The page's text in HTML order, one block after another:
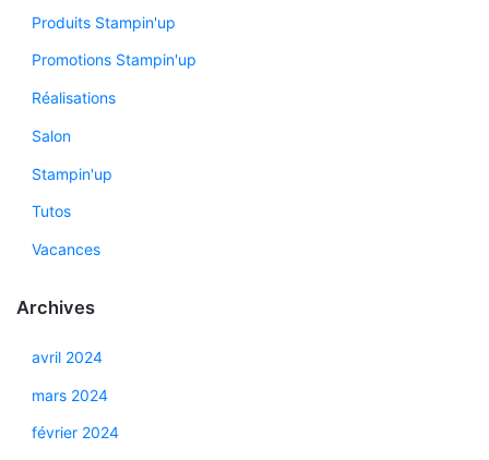
Produits Stampin'up
Promotions Stampin'up
Réalisations
Salon
Stampin'up
Tutos
Vacances
Archives
avril 2024
mars 2024
février 2024